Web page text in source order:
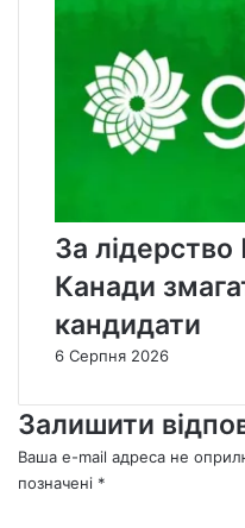
За лідерство
Канади
кандидати
6 Серпня 2026
Залишити
Ваша e-mail адреса не
позначені *